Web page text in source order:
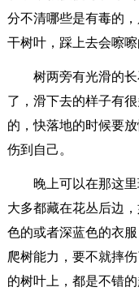
分不清哪些是有毒的
干树叶，踩上去会嚓
树两旁有光滑的
了，滑下去的样子有
的，快落地的时候要
伤到自己。
晚上可以在那这
大多都藏在花丛后边
色的或者深蓝色的衣
爬树能力，要不就摔
的树叶上，都是不错的